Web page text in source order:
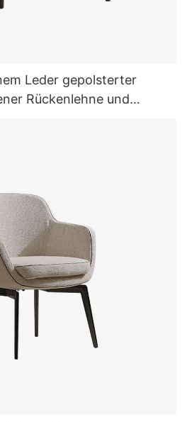
Leder gepolsterter
Rückenlehne und